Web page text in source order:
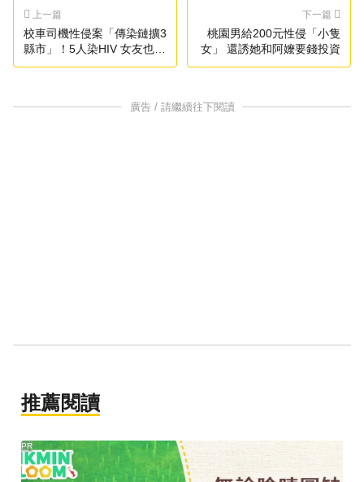
上一篇
校車司機性侵案「傳染鏈擴3
縣市」！5人染HIV 女友也受
害
下一篇
桃園男給200元性侵「小隻
女」 還誘她和阿嬤要錢投資
廣告 / 請繼續往下閱讀
推薦閱讀
PR